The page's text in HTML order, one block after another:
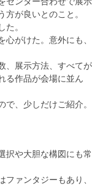
が良いとのこと。
。
がけた。意外にも、
、展示方法、すべてが
る作品が会場に並ん
、少しだけご紹介。
択や大胆な構図にも常
ァンタジーもあり、